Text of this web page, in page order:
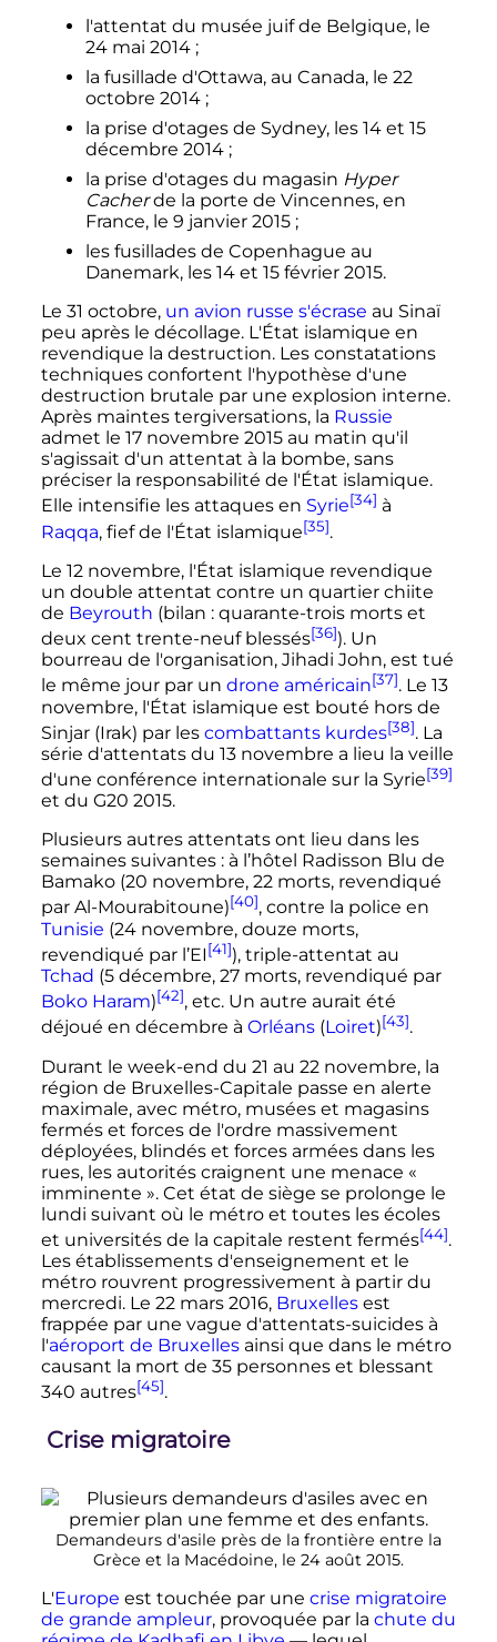
l'attentat du musée juif de Belgique, le
24 mai 2014 ;
la fusillade d'Ottawa, au Canada, le 22
octobre 2014 ;
la prise d'otages de Sydney, les 14 et 15
décembre 2014 ;
la prise d'otages du magasin Hyper
Cacherde la porte de Vincennes, en
France, le 9 janvier 2015 ;
les fusillades de Copenhague au
Danemark, les 14 et 15 février 2015.
Le 31 octobre, un avion russe s'écrase au Sinaï
peu après le décollage. L'État islamique en
revendique la destruction. Les constatations
techniques confortent l'hypothèse d'une
destruction brutale par une explosion interne.
Après maintes tergiversations, la Russie
admet le 17 novembre 2015au matin qu'il
s'agissait d'un attentat à la bombe, sans
préciser la responsabilité de l'État islamique.
Elle intensifie les attaques en Syrie[34] à
Raqqa, fief de l'État islamique[35].
Le 12 novembre, l'État islamique revendique
un double attentat contre un quartier chiite
de Beyrouth (bilan : quarante-trois morts et
deux cent trente-neuf blessés[36]). Un
bourreau de l'organisation, Jihadi John, est tué
le même jour par un drone américain[37]. Le 13
novembre, l'État islamique est bouté hors de
Sinjar (Irak) par les combattants kurdes[38]. La
série d'attentats du 13 novembre a lieu la veille
d'une conférence internationale sur la Syrie[39]
et du G20 2015.
Plusieurs autres attentats ont lieu dans les
semaines suivantes : à l’hôtel Radisson Blu de
Bamako (20 novembre, 22 morts, revendiqué
par Al-Mourabitoune)[40], contre la police en
Tunisie (24 novembre, douze morts,
revendiqué par l’EI[41]), triple-attentat au
Tchad (5 décembre, 27 morts, revendiqué par
Boko Haram)[42], etc.Un autre aurait été
déjoué en décembre à Orléans(Loiret)[43].
Durant le week-end du 21 au 22 novembre, la
région de Bruxelles-Capitale passe en alerte
maximale, avec métro, musées et magasins
fermés et forces de l'ordre massivement
déployées, blindés et forces armées dans les
rues, les autorités craignent une menace «
imminente ». Cet état de siège se prolonge le
lundi suivant où le métro et toutes les écoles
et universités de la capitale restent fermés[44].
Les établissements d'enseignement et le
métro rouvrent progressivement à partir du
mercredi. Le 22 mars 2016, Bruxellesest
frappée par une vague d'attentats-suicides à
l'aéroport de Bruxellesainsi que dans le métro
causant la mort de 35 personneset blessant
340 autres[45].
Crise migratoire
Demandeurs d'asile près de la frontière entre la
Grèce et la Macédoine, le 24 août 2015.
L'Europe est touchée par une crise migratoire
de grande ampleur, provoquée par la chute du